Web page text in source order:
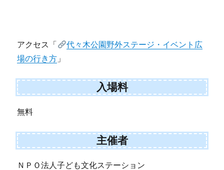
アクセス「
代々木公園野外ステージ・イベント広
場の行き方 」
入場料
無料
主催者
ＮＰＯ法人子ども文化ステーション